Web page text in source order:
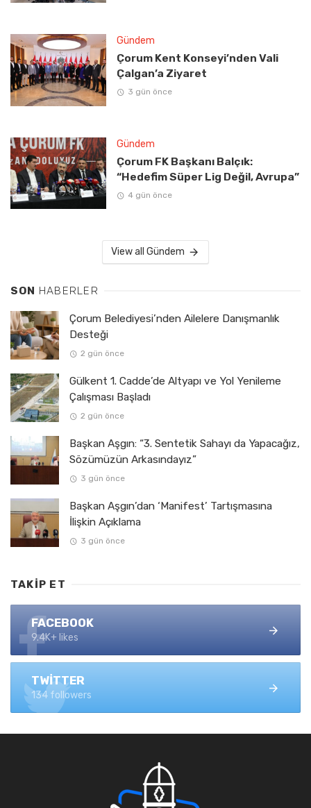
Gündem
Çorum Kent Konseyi’nden Vali
Çalgan’a Ziyaret
3 gün önce
Gündem
Çorum FK Başkanı Balçık:
“Hedefim Süper Lig Değil, Avrupa”
4 gün önce
View all Gündem
SON HABERLER
Çorum Belediyesi’nden Ailelere Danışmanlık
Desteği
2 gün önce
Gülkent 1. Cadde’de Altyapı ve Yol Yenileme
Çalışması Başladı
2 gün önce
Başkan Aşgın: “3. Sentetik Sahayı da Yapacağız,
Sözümüzün Arkasındayız”
3 gün önce
Başkan Aşgın’dan ‘Manifest’ Tartışmasına
İlişkin Açıklama
3 gün önce
TAKIP ET
FACEBOOK
9.4K+ likes
TWITTER
134 followers